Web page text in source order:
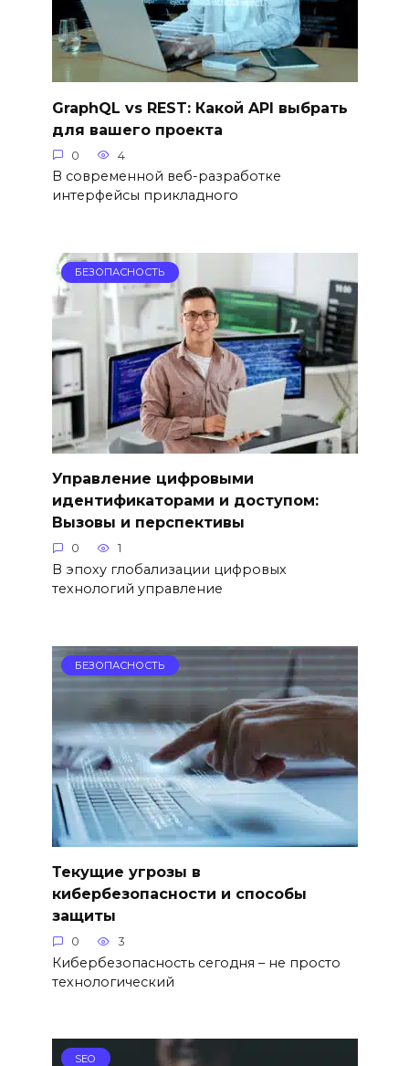
GraphQL vs REST: Какой API выбрать
для вашего проекта
0 4
В современной веб-разработке
интерфейсы прикладного
БЕЗОПАСНОСТЬ
Управление цифровыми
идентификаторами и доступом:
Вызовы и перспективы
0 1
В эпоху глобализации цифровых
технологий управление
БЕЗОПАСНОСТЬ
Текущие угрозы в
кибербезопасности и способы
защиты
0 3
Кибербезопасность сегодня – не просто
технологический
SEO